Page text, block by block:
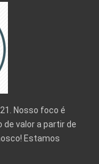
Nosso foco é
valor a partir de
Estamos